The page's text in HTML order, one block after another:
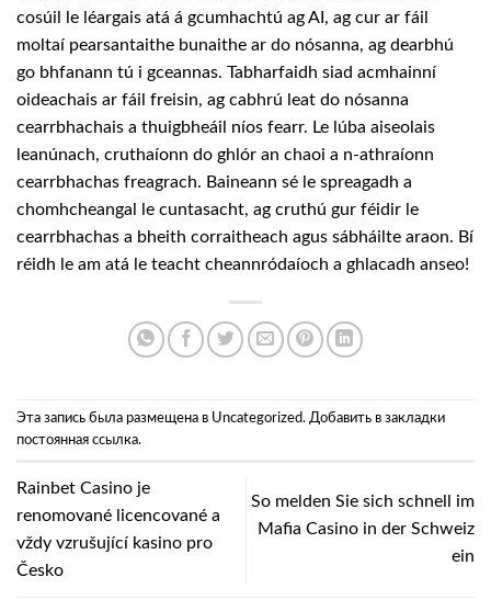
cosúil le léargais atá á gcumhachtú ag AI, ag cur ar fáil
moltaí pearsantaithe bunaithe ar do nósanna, ag dearbhú
go bhfanann tú i gceannas. Tabharfaidh siad acmhainní
oideachais ar fáil freisin, ag cabhrú leat do nósanna
cearrbhachais a thuigbheáil níos fearr. Le lúba aiseolais
leanúnach, cruthaíonn do ghlór an chaoi a n-athraíonn
cearrbhachas freagrach. Baineann sé le spreagadh a
chomhcheangal le cuntasacht, ag cruthú gur féidir le
cearrbhachas a bheith corraitheach agus sábháilte araon. Bí
réidh le am atá le teacht cheannródaíoch a ghlacadh anseo!
Эта запись была размещена в Uncategorized. Добавить в закладки
постоянная ссылка.
Rainbet Casino je
renomované licencované a
vždy vzrušující kasino pro
Česko
So melden Sie sich schnell im
Mafia Casino in der Schweiz
ein